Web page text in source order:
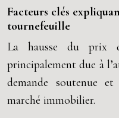
Facteurs clés
tournefeuille
La hausse du prix
principalement due à
demande soutenue
marché immobilier.